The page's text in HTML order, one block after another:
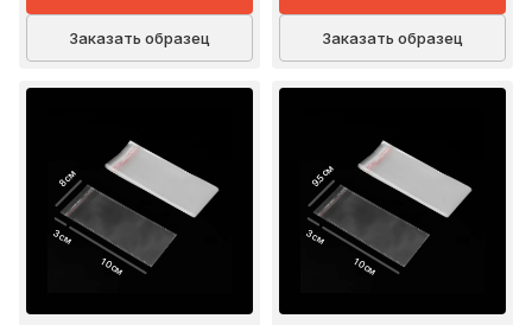
Заказать образец Заказать образец
8 см
3 см
10 см
9.5 см
3 см
10 см